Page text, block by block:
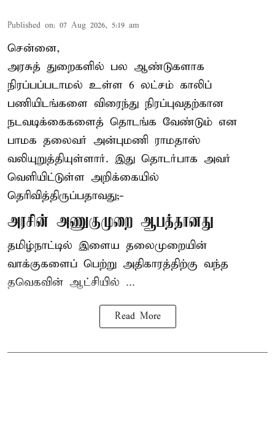
Published on: 07 Aug 2026, 5:19 am
சென்னை,
அரசுத் துறைகளில் பல ஆண்டுகளாக
நிரப்பப்படாமல் உள்ள 6 லட்சம் காலிப்
பணியிடங்களை விரைந்து நிரப்புவதற்கான
நடவடிக்கைகளைத் தொடங்க வேண்டும் என
பாமக தலைவர் அன்புமணி ராமதாஸ்
வலியுறுத்தியுள்ளார். இது தொடர்பாக அவர்
வெளியிட்டுள்ள அறிக்கையில்
தெரிவித்திருப்பதாவது;-
அரசின் அணுகுமுறை ஆபத்தானது
தமிழ்நாட்டில் இளைய தலைமுறையின்
வாக்குகளைப் பெற்று அதிகாரத்திற்கு வந்த
தவெகவின் ஆட்சியில் ...
Read More